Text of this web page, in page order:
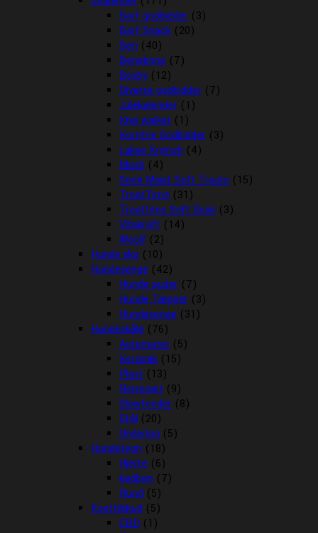
Barf godbidder (3)
Barf Snack (20)
Ben (40)
Benebone (7)
Boxby (12)
Diverse godbidder (7)
Julekalender (1)
Kiwi walker (1)
Kornfrie Godbidder (3)
Lakse Krønch (4)
Mush (4)
Semi Moist Soft Treats (15)
TreatTime (31)
Treattime Soft Snak (3)
Vitakraft (14)
Woolf (2)
Hunde sko (10)
Hundesenge (42)
Hunde puder (7)
Hunde Tæpper (3)
Hundesenge (31)
Hundeskåle (76)
Automater (5)
Keramik (15)
Plast (13)
Rejsesæt (9)
Slowfeeder (8)
Stål (20)
Underlag (5)
Hundetegn (18)
Hjerte (6)
kødben (7)
Rund (5)
Kosttilskud (5)
CBD (1)